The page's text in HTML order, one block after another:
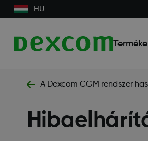
HU
A Dexcom CGM rendszer